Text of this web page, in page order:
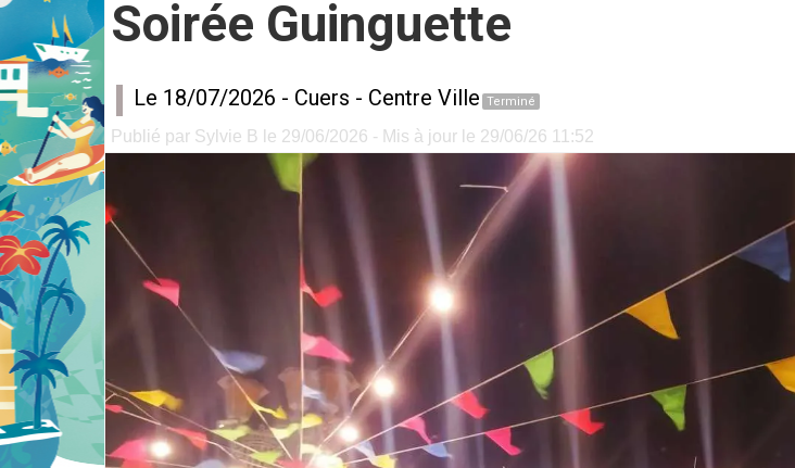
Soirée Guinguette
Le 18/07/2026 - Cuers - Centre Ville Terminé
Publié par Sylvie B le 29/06/2026 - Mis à jour le 29/06/26 11:52